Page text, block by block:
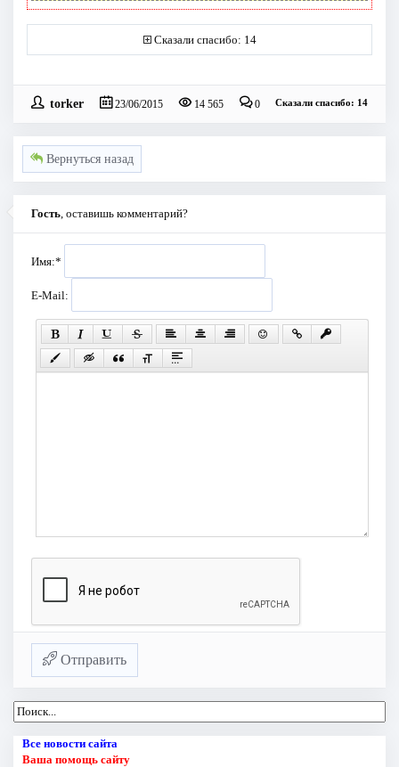
Сказали спасибо: 14
torker 23/06/2015 14 565 0 Сказали спасибо: 14
Вернуться назад
Гость , оставишь комментарий?
Имя:*
E-Mail:
Отправить
Все новости сайта
Ваша помощь сайту